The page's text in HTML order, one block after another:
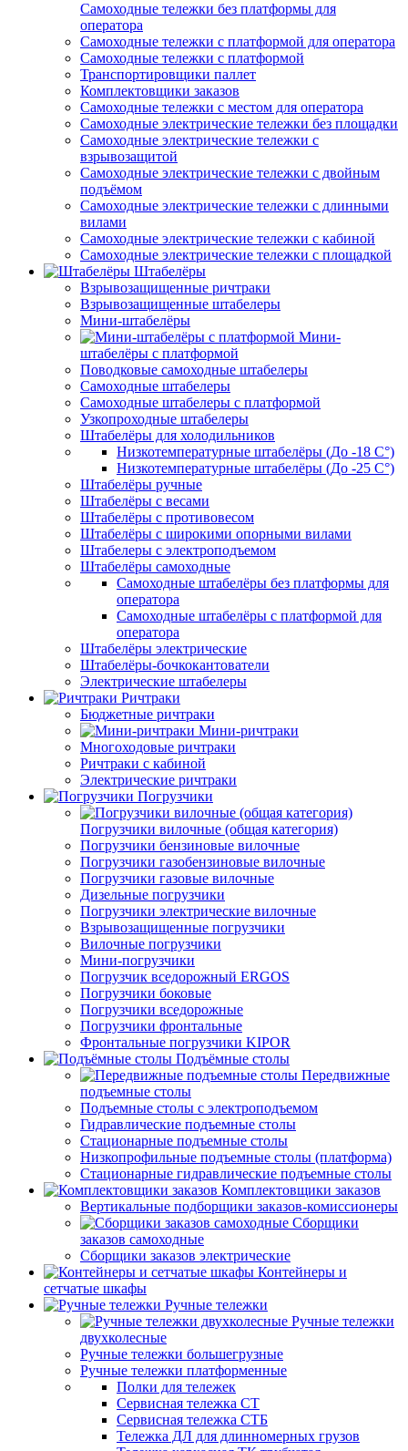
Самоходные тележки без платформы для
оператора
Самоходные тележки с платформой для оператора
Самоходные тележки с платформой
Транспортировщики паллет
Комплектовщики заказов
Самоходные тележки с местом для оператора
Самоходные электрические тележки без площадки
Самоходные электрические тележки с
взрывозащитой
Самоходные электрические тележки с двойным
подъёмом
Самоходные электрические тележки с длинными
вилами
Самоходные электрические тележки с кабиной
Самоходные электрические тележки с площадкой
Штабелёры
Взрывозащищенные ричтраки
Взрывозащищенные штабелеры
Мини-штабелёры
Мини-
штабелёры с платформой
Поводковые самоходные штабелеры
Самоходные штабелеры
Самоходные штабелеры с платформой
Узкопроходные штабелеры
Штабелёры для холодильников
Низкотемпературные штабелёры (До -18 C°)
Низкотемпературные штабелёры (До -25 C°)
Штабелёры ручные
Штабелёры с весами
Штабелёры с противовесом
Штабелёры с широкими опорными вилами
Штабелеры с электроподъемом
Штабелёры самоходные
Самоходные штабелёры без платформы для
оператора
Самоходные штабелёры с платформой для
оператора
Штабелёры электрические
Штабелёры-бочкокантователи
Электрические штабелеры
Ричтраки
Бюджетные ричтраки
Мини-ричтраки
Многоходовые ричтраки
Ричтраки с кабиной
Электрические ричтраки
Погрузчики
Погрузчики вилочные (общая категория)
Погрузчики бензиновые вилочные
Погрузчики газобензиновые вилочные
Погрузчики газовые вилочные
Дизельные погрузчики
Погрузчики электрические вилочные
Взрывозащищенные погрузчики
Вилочные погрузчики
Мини-погрузчики
Погрузчик вседорожный ERGOS
Погрузчики боковые
Погрузчики вседорожные
Погрузчики фронтальные
Фронтальные погрузчики KIPOR
Подъёмные столы
Передвижные
подъемные столы
Подъемные столы с электроподъемом
Гидравлические подъемные столы
Стационарные подъемные столы
Низкопрофильные подъемные столы (платформа)
Стационарные гидравлические подъемные столы
Комплектовщики заказов
Вертикальные подборщики заказов-комиссионеры
Сборщики
заказов самоходные
Сборщики заказов электрические
Контейнеры и
сетчатые шкафы
Ручные тележки
Ручные тележки
двухколесные
Ручные тележки большегрузные
Ручные тележки платформенные
Полки для тележек
Сервисная тележка СТ
Сервисная тележка СТБ
Тележка ДЛ для длинномерных грузов